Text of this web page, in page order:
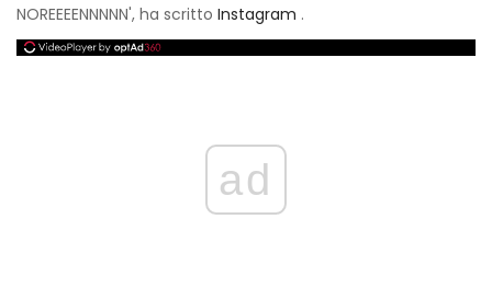
NOREEEENNNNN', ha scritto Instagram .
ad